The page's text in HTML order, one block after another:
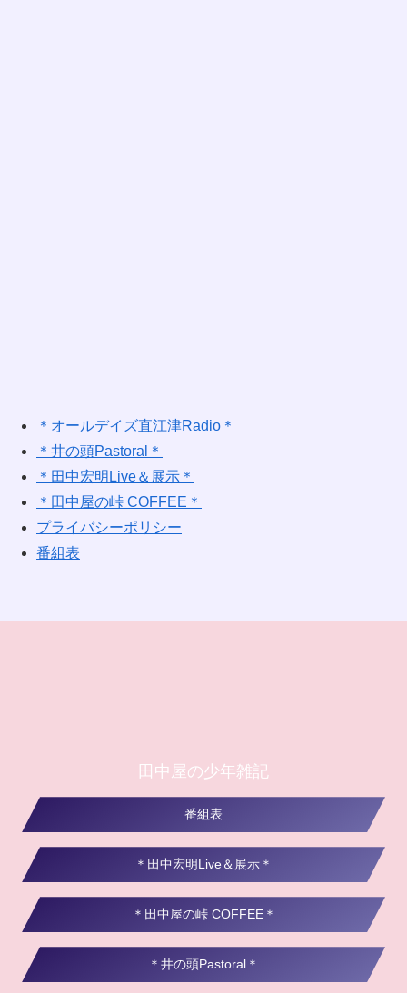
＊オールデイズ直江津Radio＊
＊井の頭Pastoral＊
＊田中宏明Live＆展示＊
＊田中屋の峠 COFFEE＊
プライバシーポリシー
番組表
田中屋の少年雑記
番組表
＊田中宏明Live＆展示＊
＊田中屋の峠 COFFEE＊
＊井の頭Pastoral＊